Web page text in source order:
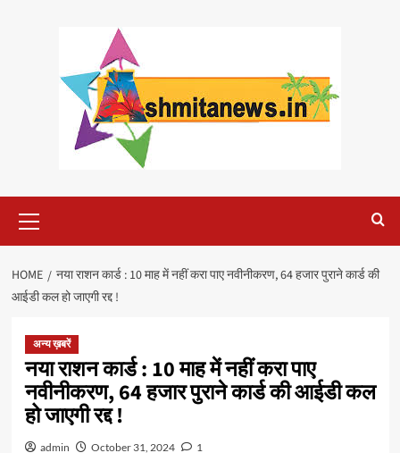
Menu
HOME
नया राशन कार्ड : 10 माह में नहीं करा पाए नवीनीकरण, 64 हजार पुराने कार्ड की
आईडी कल हो जाएगी रद्द !
अन्य ख़बरें
नया राशन कार्ड : 10 माह में नहीं करा पाए
नवीनीकरण, 64 हजार पुराने कार्ड की आईडी कल
हो जाएगी रद्द !
admin October 31, 2024 1